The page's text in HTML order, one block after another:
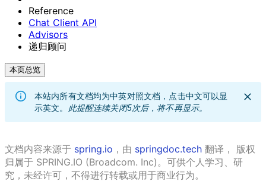
Reference
Chat Client API
Advisors
递归顾问
本页总览
本站内所有文档均为中英对照文档，点击中文可以显
示英文。 此提醒连续关闭5次后，将不再显示。
文档内容来源于 spring.io ，由 springdoc.tech 翻译， 版权
归属于 SPRING.IO (Broadcom. Inc)。可供个人学习、研
究，未经许可，不得进行转载或用于商业行为。